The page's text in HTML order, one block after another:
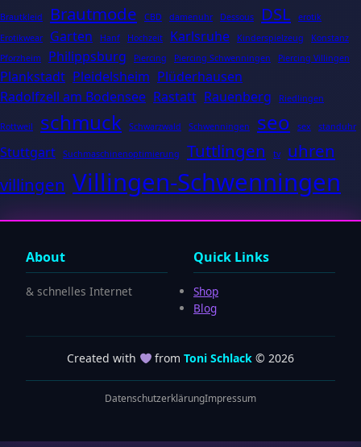
Brautkleid Brautmode CBD damenuhr Dessous DSL
erotik
Erotikwear
Garten Hanf Hochzeit Karlsruhe Kinderspielzeug
Konstanz
Pforzheim
Philippsburg Piercing Piercing Schwenningen Piercing Villingen
Plankstadt Pleidelsheim Plüderhausen
Radolfzell am Bodensee Rastatt Rauenberg Riedlingen
Rottweil schmuck Schwarzwald Schwenningen seo sex standuhr
Stuttgart Suchmaschinenoptimierung Tuttlingen tv
uhren
villingen Villingen-Schwenningen
About
& schnelles Internet
Quick Links
Shop
Blog
Created with fromToni Schlack © 2026
DatenschutzerklärungImpressum